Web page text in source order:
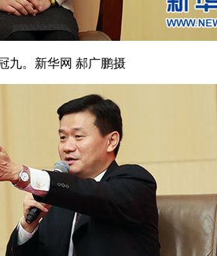
九。新华网 郝广鹏摄